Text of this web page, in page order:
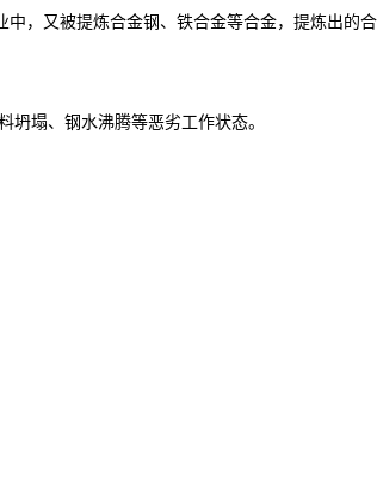
，又被提炼合金钢、铁合金等合金，提炼出的合
塌、钢水沸腾等恶劣工作状态。